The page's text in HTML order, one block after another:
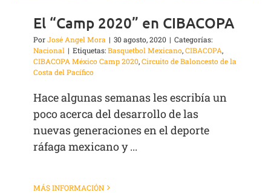
El “Camp 2020” en CIBACOPA
PorJosé Angel Mora | 30 agosto, 2020 | Categorías:
Nacional | Etiquetas:Basquetbol Mexicano,CIBACOPA,
CIBACOPA México Camp 2020,Circuito de Baloncesto de la
Costa del Pacífico
Hace algunas semanas les escribía un
poco acerca del desarrollo de las
nuevas generaciones en el deporte
ráfaga mexicano y ...
MÁS INFORMACIÓN